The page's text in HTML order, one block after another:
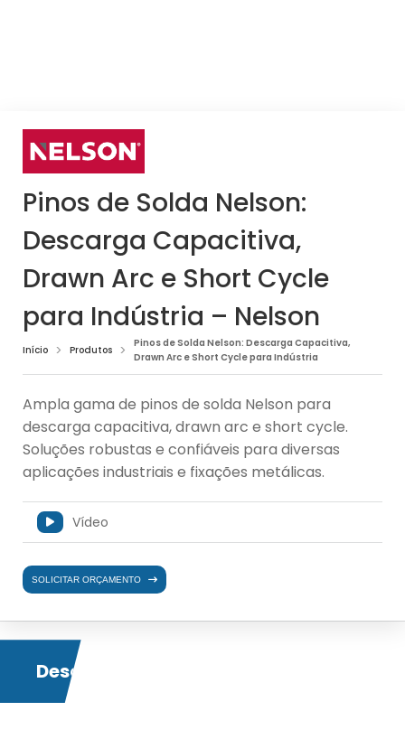
Pinos de Solda Nelson:
Descarga Capacitiva,
Drawn Arc e Short Cycle
para Indústria – Nelson
Início Produtos
Pinos de Solda Nelson: Descarga Capacitiva,
Drawn Arc e Short Cycle para Indústria
Ampla gama de pinos de solda Nelson para
descarga capacitiva, drawn arc e short cycle.
Soluções robustas e confiáveis para diversas
aplicações industriais e fixações metálicas.
Vídeo
SOLICITAR ORÇAMENTO
Descrição